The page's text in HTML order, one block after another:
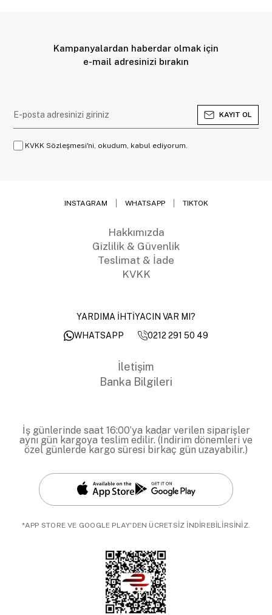
Kampanyalardan haberdar olmak için
e-mail adresinizi bırakın
KAYIT OL
KVKK Sözleşmesi'ni, okudum, kabul ediyorum.
INSTAGRAM WHATSAPP TIKTOK
Hakkımızda
Gizlilik & Güvenlik
Teslimat & İade
KVKK
YARDIMA İHTİYACIN VAR MI?
WHATSAPP
0212 291 50 49
İletişim
Banka Bilgileri
İş günlerinde saat 16:00’ya kadar verilen siparişler
aynı gün kargoya teslim edilir. (İndirim dönemleri ve
özel günlerde kargo süresi birkaç gün uzayabilir.)
*APP STORE VE GOOGLE PLAY'DEN ÜCRETSİZ İNDİREBİLİRSİNİZ.